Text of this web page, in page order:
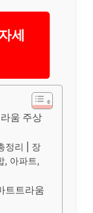
세
움 주상
정리 | 장
, 아파트,
트트라움